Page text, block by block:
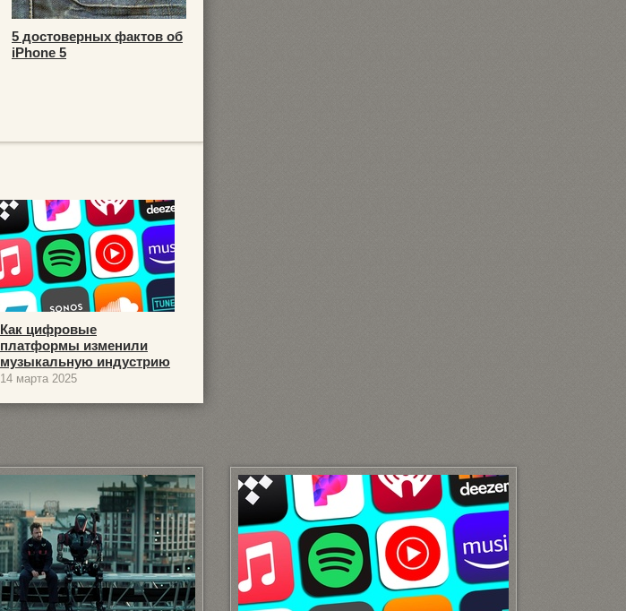
5 достоверных фактов об
iPhone 5
Как цифровые
платформы изменили
музыкальную индустрию
14 марта 2025